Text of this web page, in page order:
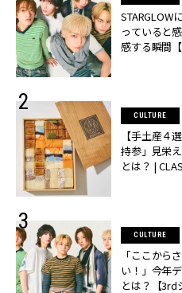
STARGLOW
っていると
感する瞬間
CULTURE
【手土産４
持参」見栄
とは？ |
CULTURE
「ここから
い！」今年
とは？【3rd